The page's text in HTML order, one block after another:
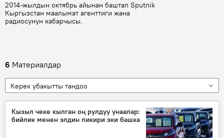
2014-жылдын октябрь айынан баштап Sputnik
Кыргызстан маалымат агенттиги жана
радиосунун кабарчысы.
6 Материалдар
Керек убакытты тандоо
Кызыл чеке кылган оң рулдуу унаалар:
бийлик менен элдин пикири эки башка